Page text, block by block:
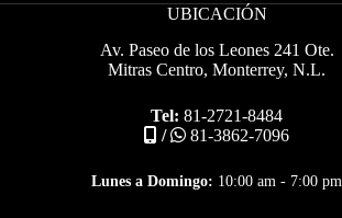
UBICACIÓN
Av. Paseo de los Leones 241 Ote.
Mitras Centro, Monterrey, N.L.
Tel: 81-2721-8484
/
81-3862-7096
Lunes a Domingo: 10:00 am - 7:00 pm